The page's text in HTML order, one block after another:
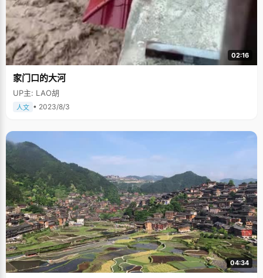
02:16
家门口的大河
UP主: LAO胡
人文 • 2023/8/3
04:34